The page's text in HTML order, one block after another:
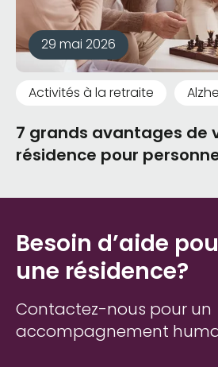
29 mai 2026
Activités à la retraite
7 grands avantages de
résidence pour
Besoin d’aide
une résidence?
Contactez-nous pour un
accompagnement